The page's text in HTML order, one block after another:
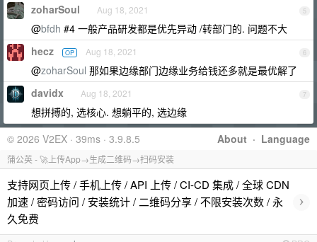
5
zoharSoul Aug 18, 2021
@bfdh #4 一般产品研发都是优先异动 /转部门的. 问题不大
6
hecz OP Aug 18, 2021
@zoharSoul 那如果边缘部门边缘业务给钱还多就是最优解了
7
davidx Aug 18, 2021
想拼搏的, 选核心. 想躺平的, 选边缘
About · Language
© 2026 V2EX · 39ms · 3.9.8.5
蒲公英 - 🚀上传App→生成二维码→扫码安装
支持网页上传 / 手机上传 / API 上传 / CI-CD 集成 / 全球 CDN
加速 / 密码访问 / 安装统计 / 二维码分享 / 不限安装次数 / 永
久免费
›